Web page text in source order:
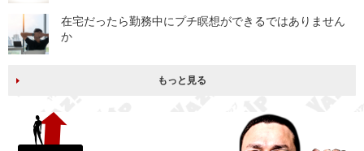
在宅だったら勤務中にプチ瞑想ができるではありません
か
もっと見る